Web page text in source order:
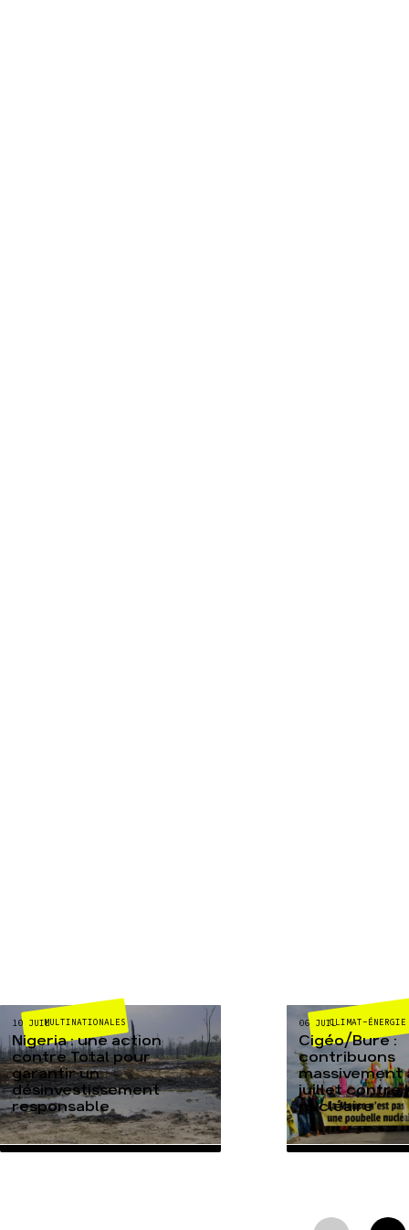
MULTINATIONALES
10 JUIL
Nigeria : une action
contre Total pour
garantir un
désinvestissement
responsable
CLIMAT-ÉNERGIE
06 JUIL
Cigéo/Bure :
contribuons
massivement
juillet contre
nucléaire